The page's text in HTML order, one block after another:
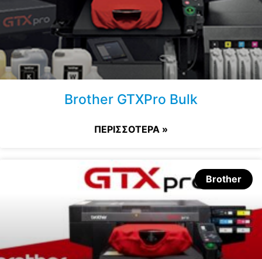
Brother GTXPro Bulk
ΠΕΡΙΣΣΟΤΕΡΑ »
Brother